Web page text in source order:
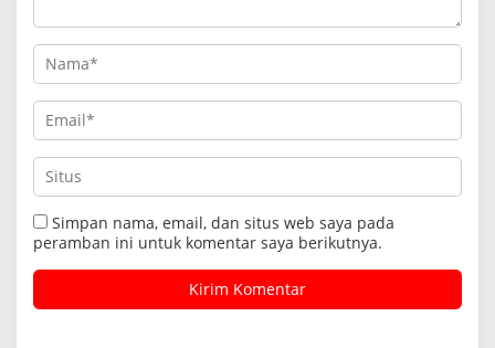
Simpan nama, email, dan situs web saya pada
peramban ini untuk komentar saya berikutnya.